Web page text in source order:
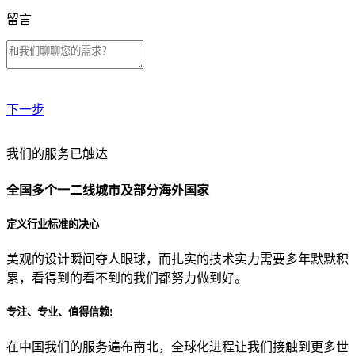
留言
下一步
贵公司预算范围是？
贵公司的团队规模是？
目前主要的营销渠道是？
我们的服务已触达
全国多个一二线城市及部分海外国家
定义行业标准的决心
美观的设计瞬间夺人眼球，而扎实的技术实力需要多年默默积
累，看得到的看不到的我们都努力做到好。
专注、专业、值得信赖!
在中国我们的服务遍布南北，全球化进程让我们接触到更多世